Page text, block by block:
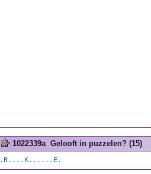
1022339a Gelooft in puzzelen? (15)
.R....K......E.